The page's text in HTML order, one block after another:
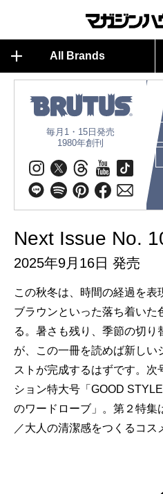
All Brands
毎月1・15日発売
1980年創刊
Next Issue No.
2025年9月16日 発売
この秋冬は、時間の経過を
ブラウンといった落ち着いた
る。暑さも残り、季節の切り
が、この一冊を読めば新しい
ストが完成するはずです。次
ション特大号「GOOD
のワードローブ」。第２特集
／大人の清潔感をつくるコス